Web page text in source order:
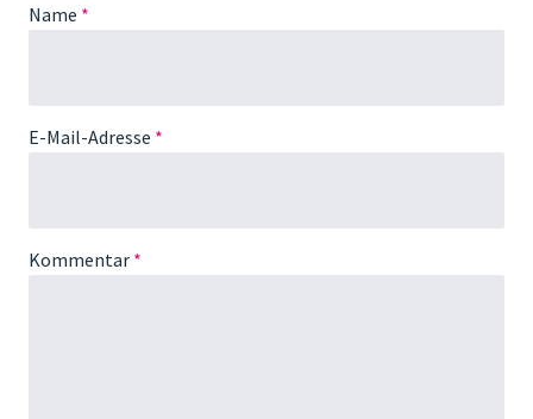
Name *
E-Mail-Adresse *
Kommentar *